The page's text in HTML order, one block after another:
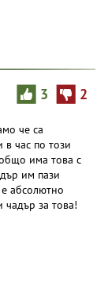
3 2
че са
час по този
има това с
им пази
абсолютно
за това!